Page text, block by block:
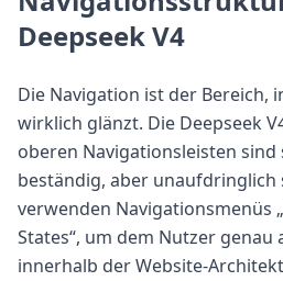
Deepseek V4
Die Navigation ist der Bereich,
wirklich glänzt. Die Deepseek
oberen Navigationsleisten
beständig, aber unaufdringlich
verwenden Navigationsmenüs
States“, um dem Nutzer genau
innerhalb der Website-